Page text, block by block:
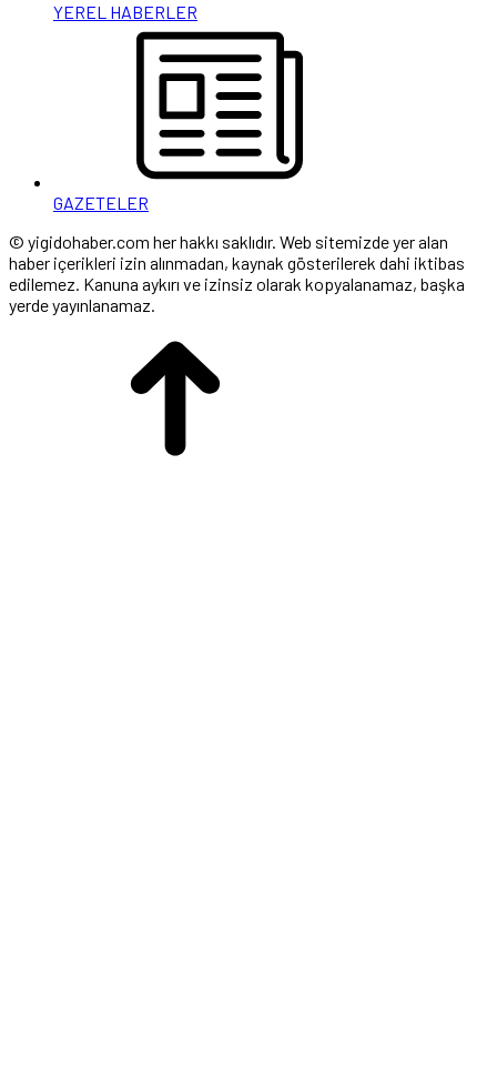
YEREL HABERLER
GAZETELER
© yigidohaber.com her hakkı saklıdır. Web sitemizde yer alan
haber içerikleri izin alınmadan, kaynak gösterilerek dahi iktibas
edilemez. Kanuna aykırı ve izinsiz olarak kopyalanamaz, başka
yerde yayınlanamaz.